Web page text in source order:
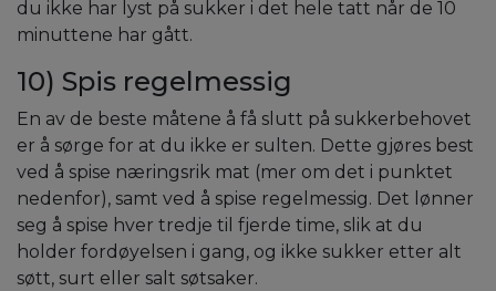
du ikke har lyst på sukker i det hele tatt når de 10
minuttene har gått.
10) Spis regelmessig
En av de beste måtene å få slutt på sukkerbehovet
er å sørge for at du ikke er sulten. Dette gjøres best
ved å spise næringsrik mat (mer om det i punktet
nedenfor), samt ved å spise regelmessig. Det lønner
seg å spise hver tredje til fjerde time, slik at du
holder fordøyelsen i gang, og ikke sukker etter alt
søtt, surt eller salt søtsaker.